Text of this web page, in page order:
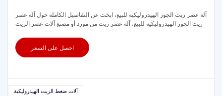
آلة عصر زيت الجوز الهيدروليكية للبيع، ابحث عن التفاصيل الكاملة حول آلة عصر
زيت الجوز الهيدروليكية للبيع، آلة عصر زيت من مورد أو مصنع آلات عصر الزيت
احصل على السعر
آلات ضغط الزيت الهيدروليكية